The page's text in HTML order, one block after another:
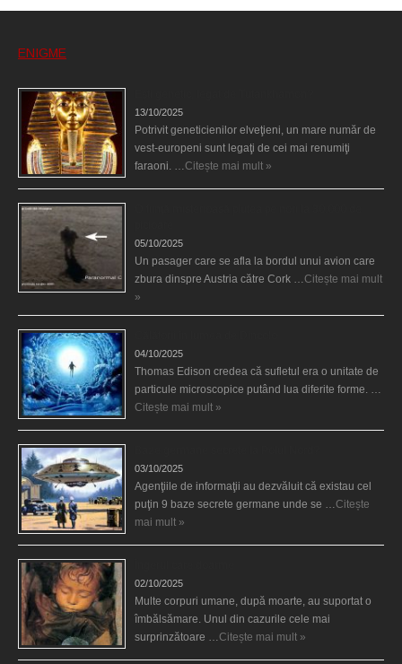
ENIGME
13/10/2025
Potrivit geneticienilor elveţieni, un mare număr de
vest-europeni sunt legaţi de cei mai renumiţi
faraoni. …Citește mai mult »
05/10/2025
Un pasager care se afla la bordul unui avion care
zbura dinspre Austria către Cork …Citește mai mult
»
04/10/2025
Thomas Edison credea că sufletul era o unitate de
particule microscopice putând lua diferite forme. …
Citește mai mult »
03/10/2025
Agenţiile de informaţii au dezvăluit că existau cel
puţin 9 baze secrete germane unde se …Citește
mai mult »
02/10/2025
Multe corpuri umane, după moarte, au suportat o
îmbălsămare. Unul din cazurile cele mai
surprinzătoare …Citește mai mult »